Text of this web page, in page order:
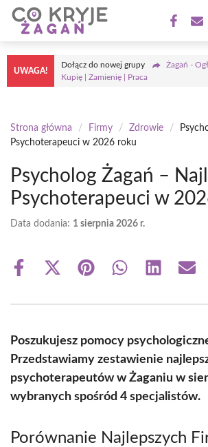
Przejdź
treści
UWAGA!
Dołącz do nowej grupy
Żagań -
Kupię | Zamienię | Praca
Strona główna / Firmy / Zdrowie /
Psychoterapeuci w 2026 roku
Psycholog Żagań –
Psychoterapeuci w
Data dodania: 1 sierpnia 2026 r.
Share
Share
(Twitter)
Share Share Share Share
Poszukujesz pomocy
Przedstawiamy zestawienie
psychoterapeutów w Żaganiu w
wybranych spośród 4 specjalistów.
Porównanie Najlepszych